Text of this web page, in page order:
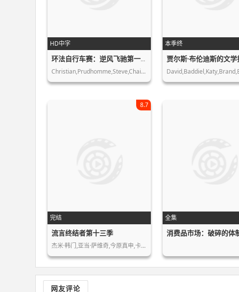
HD中字
环法自行车赛：逆风飞驰第一季
Christian,Prudhomme,Steve,Chainel,Pa…
本季终
完结
8.7
流言终结者第十三季
杰米·韩门,亚当·萨维奇,今原真申,卡…
全集
消费品市场：破碎的体
网友评论